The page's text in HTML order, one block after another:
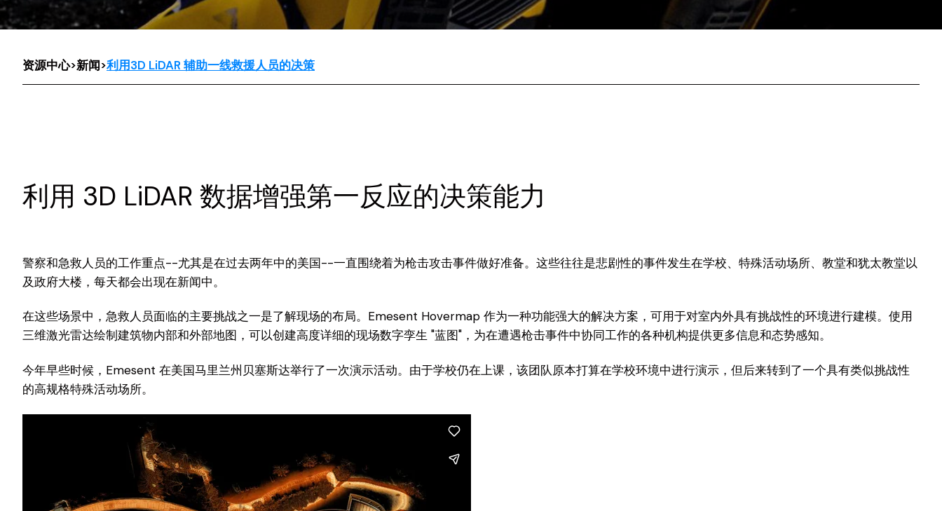
资源中心>新闻>利用3D LiDAR 辅助一线救援人员的决策
利用 3D LiDAR 数据增强第一反应的决策能力
警察和急救人员的工作重点--尤其是在过去两年中的美国--一直围绕着为枪击攻击事件做好准备。这些往往是悲剧性的事件发生在学校、特殊活动场所、教堂和犹太教堂以
及政府大楼，每天都会出现在新闻中。
在这些场景中，急救人员面临的主要挑战之一是了解现场的布局。Emesent Hovermap 作为一种功能强大的解决方案，可用于对室内外具有挑战性的环境进行建模。使用
三维激光雷达绘制建筑物内部和外部地图，可以创建高度详细的现场数字孪生 "蓝图"，为在遭遇枪击事件中协同工作的各种机构提供更多信息和态势感知。
今年早些时候，Emesent 在美国马里兰州贝塞斯达举行了一次演示活动。由于学校仍在上课，该团队原本打算在学校环境中进行演示，但后来转到了一个具有类似挑战性
的高规格特殊活动场所。